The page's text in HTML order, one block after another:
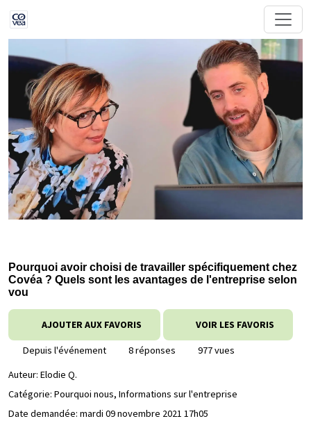
Pourquoi avoir choisi de travailler spécifiquement chez
Covéa ? Quels sont les avantages de l'entreprise selon
vou
AJOUTER AUX FAVORIS VOIR LES FAVORIS
Depuis l'événement 8 réponses
977 vues
Auteur: Elodie Q.
Catégorie: Pourquoi nous, Informations sur l'entreprise
Date demandée: mardi 09 novembre 2021 17h05